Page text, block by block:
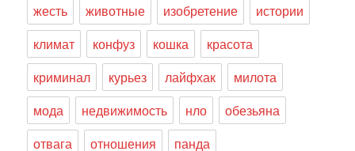
жесть
животные изобретение
истории
климат
конфуз кошка
красота
криминал
курьез лайфхак
милота
мода
недвижимость нло
обезьяна
отвага
отношения
панда